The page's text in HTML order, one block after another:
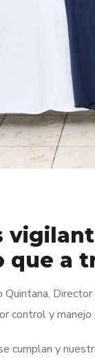
que a
control y
cumplan y